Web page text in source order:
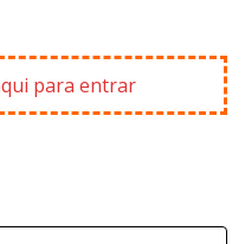
para entrar